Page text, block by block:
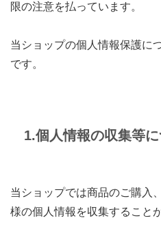
限の注意を払っています。
当ショップの個人情報保護に
です。
1.個人情報の収集等に
当ショップでは商品のご購入
様の個人情報を収集すること